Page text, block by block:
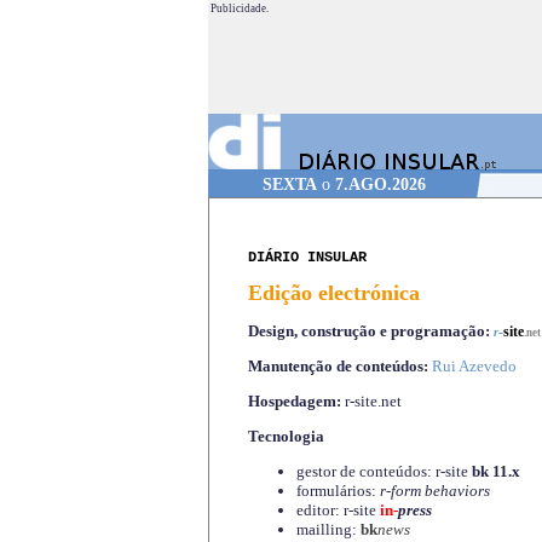
Publicidade.
SEXTAo 7.AGO.2026
DIÁRIO INSULAR
Edição electrónica
Design, construção e programação: r-site.net
Manutenção de conteúdos: Rui Azevedo
Hospedagem: r-site.net
Tecnologia
gestor de conteúdos: r-site bk 11.x
formulários: r-form behaviors
editor: r-site in-press
mailling: bknews